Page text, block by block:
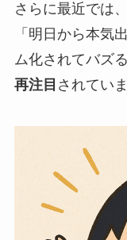
さらに最近では
「明日から本気
ム化されてバズる
再注目 されていま